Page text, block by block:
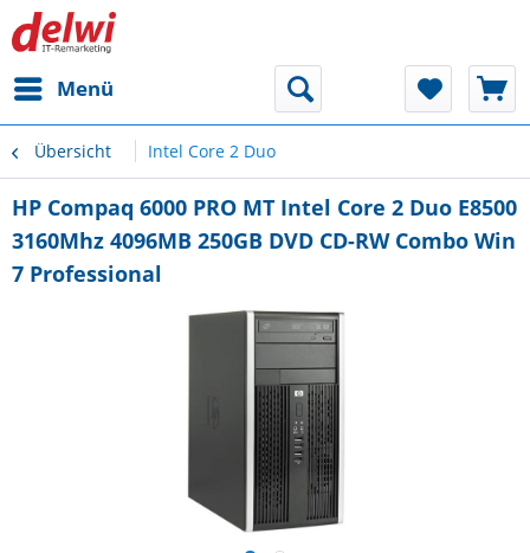
Menü
Übersicht Intel Core 2 Duo
HP Compaq 6000 PRO MT Intel Core 2 Duo E8500
3160Mhz 4096MB 250GB DVD CD-RW Combo Win
7 Professional